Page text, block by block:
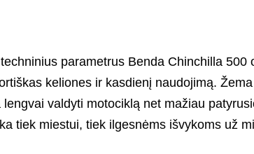
parametrus Benda Chinchilla
keliones ir kasdienį naudojimą.
lengvai valdyti motociklą net mažiau
tiek miestui, tiek ilgesnėms išvykoms už